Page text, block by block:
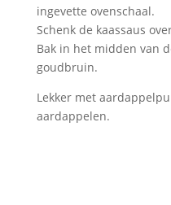
ingevette ovenschaal.
Schenk de kaassaus
Bak in het midden van
goudbruin.
Lekker met
aardappelen.